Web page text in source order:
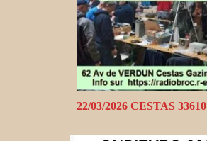
22/03/2026 CESTAS 33610